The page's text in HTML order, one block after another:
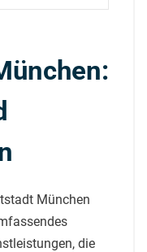
München
die